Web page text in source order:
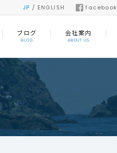
JP / ENGLISH facebook
ブログ
BLOG
会社案内
ABOUT US